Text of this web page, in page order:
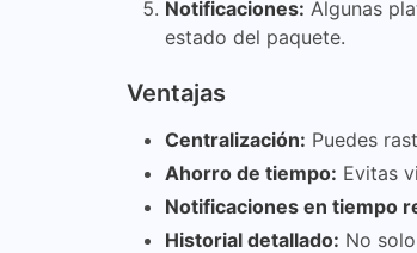
Notificaciones: Algunas
estado del paquete.
Ventajas
Centralización: Puedes
Ahorro de tiempo: Evitas
Notificaciones en tiempo
Historial detallado: No